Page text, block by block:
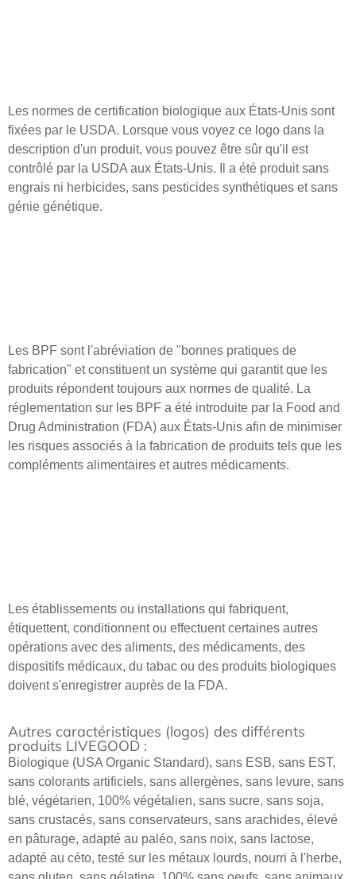
Les normes de certification biologique aux États-Unis sont
fixées par le USDA. Lorsque vous voyez ce logo dans la
description d'un produit, vous pouvez être sûr qu'il est
contrôlé par la USDA aux États-Unis. Il a été produit sans
engrais ni herbicides, sans pesticides synthétiques et sans
génie génétique.
Les BPF sont l'abréviation de "bonnes pratiques de
fabrication" et constituent un système qui garantit que les
produits répondent toujours aux normes de qualité. La
réglementation sur les BPF a été introduite par la Food and
Drug Administration (FDA) aux États-Unis afin de minimiser
les risques associés à la fabrication de produits tels que les
compléments alimentaires et autres médicaments.
Les établissements ou installations qui fabriquent,
étiquettent, conditionnent ou effectuent certaines autres
opérations avec des aliments, des médicaments, des
dispositifs médicaux, du tabac ou des produits biologiques
doivent s'enregistrer auprès de la FDA.
Autres caractéristiques (logos) des différents
produits LIVEGOOD :
Biologique (USA Organic Standard), sans ESB, sans EST,
sans colorants artificiels, sans allergènes, sans levure, sans
blé, végétarien, 100% végétalien, sans sucre, sans soja,
sans crustacés, sans conservateurs, sans arachides, élevé
en pâturage, adapté au paléo, sans noix, sans lactose,
adapté au céto, testé sur les métaux lourds, nourri à l'herbe,